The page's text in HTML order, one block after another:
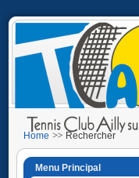
Home Rechercher
Menu Principal